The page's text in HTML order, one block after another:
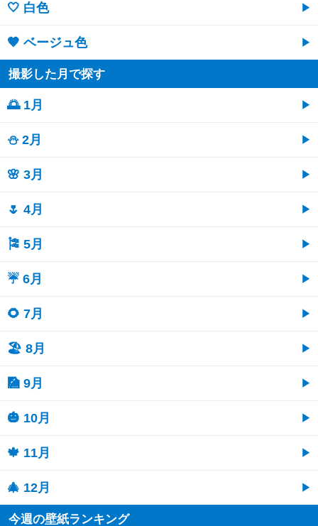
🤍 白色
🤎 ベージュ色
撮影した月で探す
🌅 1月
⛄ 2月
🌸 3月
🌷 4月
🎏 5月
☔ 6月
🌻 7月
🏖 8月
🎑 9月
🎃 10月
🍁 11月
🎄 12月
今週の壁紙ランキング